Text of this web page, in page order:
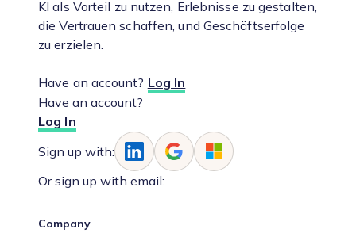
KI als Vorteil zu nutzen, Erlebnisse zu gestalten,
die Vertrauen schaffen, und Geschäftserfolge
zu erzielen.
Have an account? Log In
Have an account?
Log In
Sign up with:
Or sign up with email:
Company